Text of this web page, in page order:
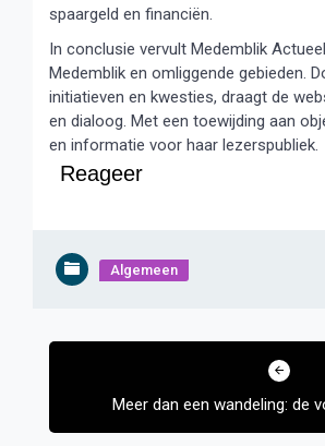
spaargeld en financiën.
In conclusie vervult Medemblik
Medemblik en omliggende gebieden.
initiatieven en kwesties, draagt de
en dialoog. Met een toewijding aan
en informatie voor haar lezerspubliek.
Reageer
Algemeen
Bericht
Meer dan een wandeling: de